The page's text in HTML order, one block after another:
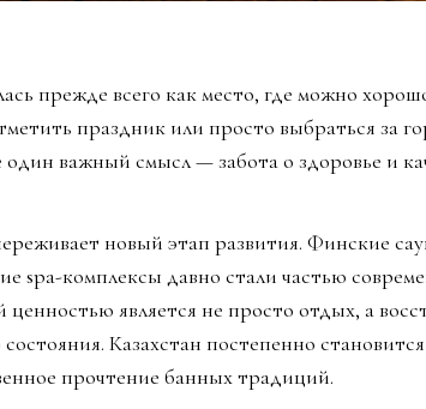
прежде всего как место, где можно
праздник или просто выбраться за
важный смысл — забота о здоровье и
новый этап развития. Финские
spa-комплексы давно стали частью
ценностью является не просто отдых, а
Казахстан постепенно
прочтение банных традиций.